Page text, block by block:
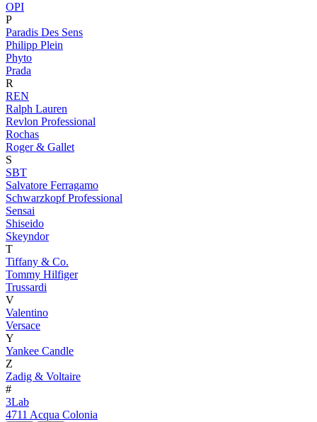
OPI
P
Paradis Des Sens
Philipp Plein
Phyto
Prada
R
REN
Ralph Lauren
Revlon Professional
Rochas
Roger & Gallet
S
SBT
Salvatore Ferragamo
Schwarzkopf Professional
Sensai
Shiseido
Skeyndor
T
Tiffany & Co.
Tommy Hilfiger
Trussardi
V
Valentino
Versace
Y
Yankee Candle
Z
Zadig & Voltaire
#
3Lab
4711 Acqua Colonia